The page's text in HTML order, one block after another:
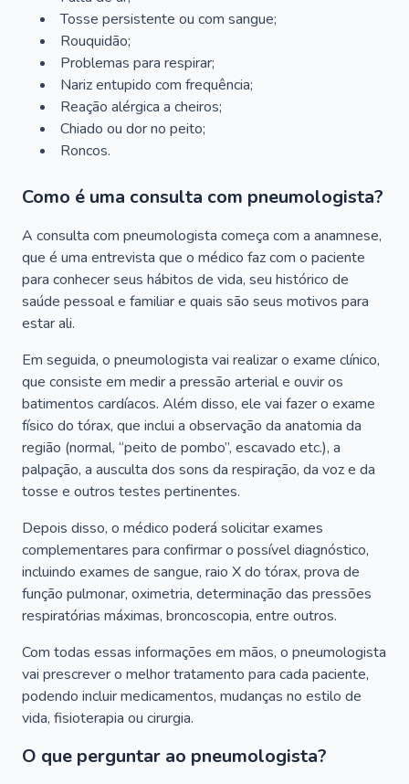
Tosse persistente ou com sangue;
Rouquidão;
Problemas para respirar;
Nariz entupido com frequência;
Reação alérgica a cheiros;
Chiado ou dor no peito;
Roncos.
Como é uma consulta com pneumologista?
A consulta com pneumologista começa com a anamnese,
que é uma entrevista que o médico faz com o paciente
para conhecer seus hábitos de vida, seu histórico de
saúde pessoal e familiar e quais são seus motivos para
estar ali.
Em seguida, o pneumologista vai realizar o exame clínico,
que consiste em medir a pressão arterial e ouvir os
batimentos cardíacos. Além disso, ele vai fazer o exame
físico do tórax, que inclui a observação da anatomia da
região (normal, “peito de pombo”, escavado etc.), a
palpação, a ausculta dos sons da respiração, da voz e da
tosse e outros testes pertinentes.
Depois disso, o médico poderá solicitar exames
complementares para confirmar o possível diagnóstico,
incluindo exames de sangue, raio X do tórax, prova de
função pulmonar, oximetria, determinação das pressões
respiratórias máximas, broncoscopia, entre outros.
Com todas essas informações em mãos, o pneumologista
vai prescrever o melhor tratamento para cada paciente,
podendo incluir medicamentos, mudanças no estilo de
vida, fisioterapia ou cirurgia.
O que perguntar ao pneumologista?